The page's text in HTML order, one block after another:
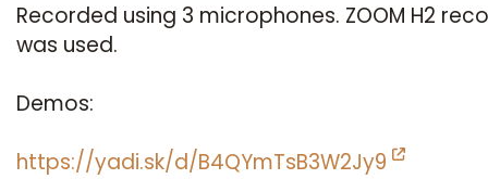
Recorded using 3 microphones. ZOOM H2
was used.
Demos:
https://yadi.sk/d/B4QYmTsB3W2Jy9